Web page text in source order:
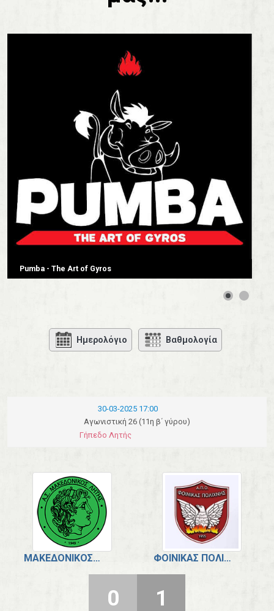
Pumba - The Art of Gyros
Ημερολόγιο Βαθμολογία
30-03-2025 17:00
Αγωνιστική 26 (11η β΄ γύρου)
Γήπεδο Λητής
ΜΑΚΕΔΟΝΙΚΌΣ ΛΗΤΉΣ. ΦΟΊΝΙΚΑΣ ΠΟΛΊΧΝΗΣ.
0 1